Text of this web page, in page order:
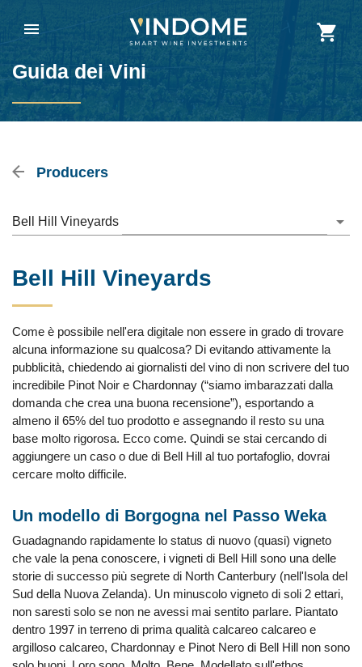
Guida dei Vini
Producers
Bell Hill Vineyards
Bell Hill Vineyards
Come è possibile nell'era digitale non essere in grado di trovare
alcuna informazione su qualcosa? Di evitando attivamente la
pubblicità, chiedendo ai giornalisti del vino di non scrivere del tuo
incredibile Pinot Noir e Chardonnay (“siamo imbarazzati dalla
domanda che crea una buona recensione”), esportando a
almeno il 65% del tuo prodotto e assegnando il resto su una
base molto rigorosa. Ecco come. Quindi se stai cercando di
aggiungere un caso o due di Bell Hill al tuo portafoglio, dovrai
cercare molto difficile.
Un modello di Borgogna nel Passo Weka
Guadagnando rapidamente lo status di nuovo (quasi) vigneto
che vale la pena conoscere, i vigneti di Bell Hill sono una delle
storie di successo più segrete di North Canterbury (nell'Isola del
Sud della Nuova Zelanda). Un minuscolo vigneto di soli 2 ettari,
non saresti solo se non ne avessi mai sentito parlare. Piantato
dentro 1997 in terreno di prima qualità calcareo calcareo e
argilloso calcareo, Chardonnay e Pinot Nero di Bell Hill non sono